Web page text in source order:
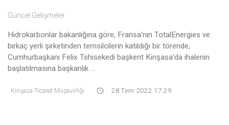
Güncel Gelişmeler
Hidrokarbonlar bakanlığına göre, Fransa'nın TotalEnergies ve
birkaç yerli şirketinden temsilcilerin katıldığı bir törende,
Cumhurbaşkanı Felix Tshisekedi başkent Kinşasa'da ihalenin
başlatılmasına başkanlık ...
Kinşasa Ticaret Müşavirliği 28 Tem 2022 17:29